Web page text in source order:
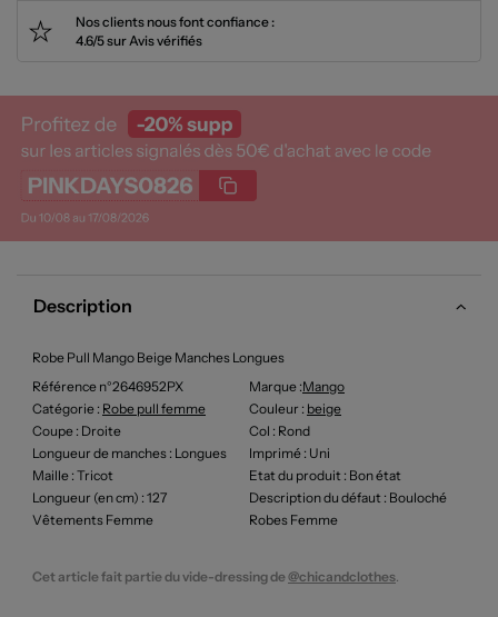
Nos clients nous font confiance :
4.6/5 sur Avis vérifiés
Description
Robe Pull Mango Beige Manches Longues
Référence n°2646952PX
Marque :Mango
Catégorie : Robe pull femme Couleur : beige
Coupe : Droite Col : Rond
Longueur de manches : Longues Imprimé : Uni
Maille : Tricot Etat du produit : Bon état
Longueur (en cm) : 127 Description du défaut : Bouloché
Vêtements Femme
Robes Femme
Cet article fait partie du vide-dressing de@chicandclothes